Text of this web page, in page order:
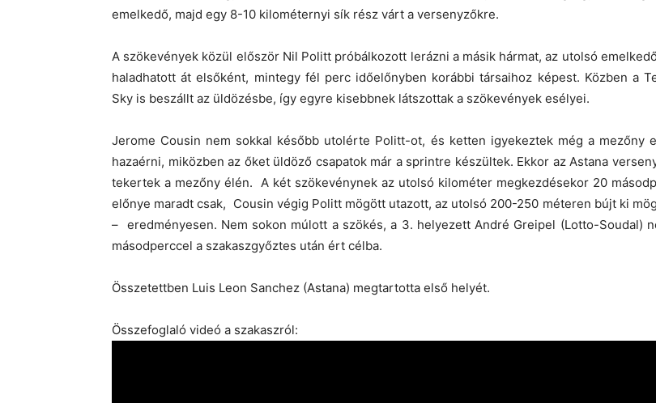
emelkedő, majd egy 8-10 kilométernyi sík rész várt a versenyzőkre.
A szökevények közül először Nil Politt próbálkozott lerázni a másik hármat, az utolsó
haladhatott át elsőként, mintegy fél perc időelőnyben korábbi társaihoz képest. Közben a
Sky is beszállt az üldözésbe, így egyre kisebbnek látszottak a szökevények esélyei.
Jerome Cousin nem sokkal később utolérte Politt-ot, és ketten igyekeztek még a mezőny
hazaérni, miközben az őket üldöző csapatok már a sprintre készültek. Ekkor az Astana
tekertek a mezőny élén. A két szökevénynek az utolsó kilométer megkezdésekor 20
előnye maradt csak, Cousin végig Politt mögött utazott, az utolsó 200-250 méteren bújt ki
– eredményesen. Nem sokon múlott a szökés, a 3. helyezett André Greipel (Lotto-Soudal)
másodperccel a szakaszgyőztes után ért célba.
Összetettben Luis Leon Sanchez (Astana) megtartotta első helyét.
Összefoglaló videó a szakaszról: